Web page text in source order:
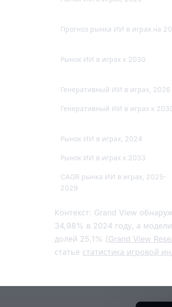
Прогноз рынка ИИ в играх на
Рынок ИИ в играх к 2030
Генеративный ИИ в играх, 2026
Генеративный ИИ в играх к
Рынок ИИ в играх, 2024
Рынок ИИ в играх к 2033
CAGR рынка ИИ в играх, 2025-
2029
Контекст: Grand View
34,98% в 2024 году, а
долей 25,1% (Grand View
статье статистика игровой